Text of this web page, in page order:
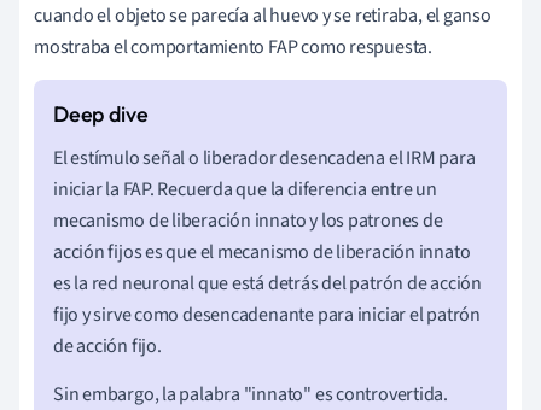
cuando el objeto se parecía al huevo y se retiraba, el ganso
mostraba el comportamiento FAP como respuesta.
El estímulo señal o liberador desencadena el IRM para
iniciar la FAP. Recuerda que la diferencia entre un
mecanismo de liberación innato y los patrones de
acción fijos es que el mecanismo de liberación innato
es la red neuronal que está detrás del patrón de acción
fijo y sirve como desencadenante para iniciar el patrón
de acción fijo.
Sin embargo, la palabra "innato" es controvertida.